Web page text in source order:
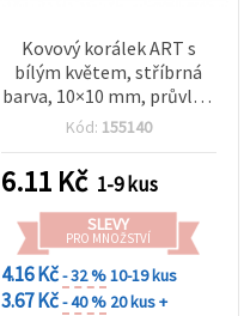
Kovový korálek ART s
bílým květem, stříbrná
barva, 10×10 mm, průvlek:
5,5 mm
Kód: 155140
6.11 Kč 1-9 kus
SLEVY
PRO MNOŽSTVÍ
4.16 Kč- 32 %10-19 kus
3.67 Kč- 40 % 20 kus +